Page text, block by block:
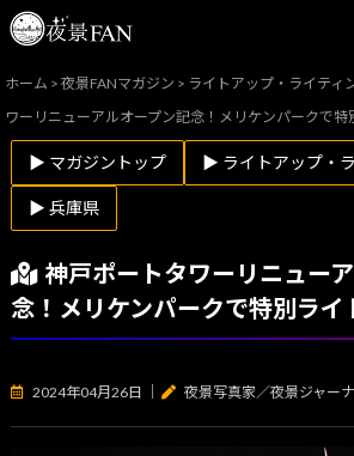
ホーム >夜景FANマガジン > ライトアップ・ライティ
ワーリニューアルオープン記念！メリケンパークで
▶ マガジントップ ▶ ライトアップ・
▶ 兵庫県
神戸ポートタワーリニュー
念！メリケンパークで特別ライ
2024年04月26日 夜景写真家／夜景ジャー